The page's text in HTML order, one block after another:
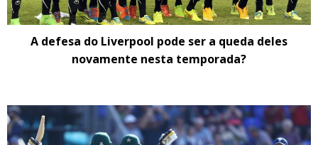
A defesa do Liverpool pode ser a queda deles
novamente nesta temporada?